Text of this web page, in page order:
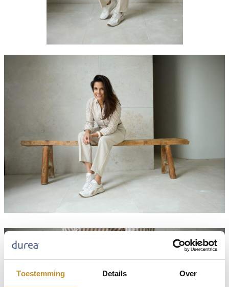
Toestemming Details Over